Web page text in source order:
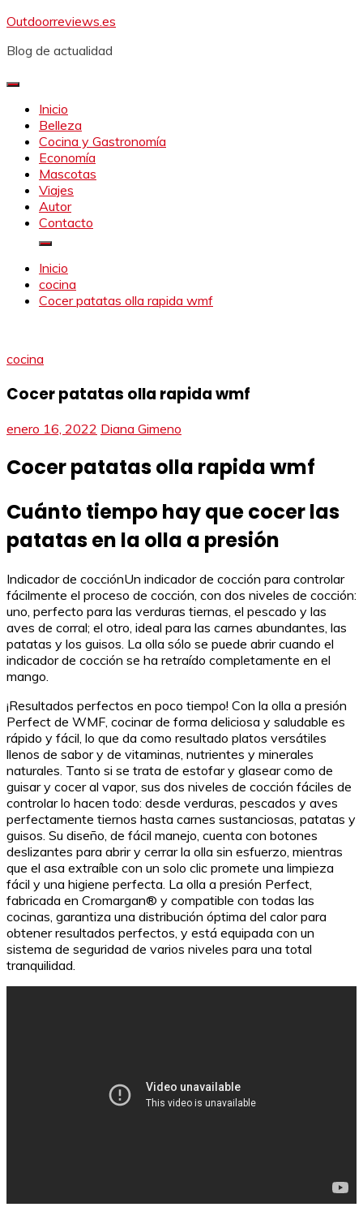
Saltar
contenido
Outdoorreviews.es
Blog de actualidad
Inicio
Belleza
Cocina y Gastronomía
Economía
Mascotas
Viajes
Autor
Contacto
Inicio
cocina
Cocer patatas olla rapida wmf
cocina
Cocer patatas olla rapida wmf
enero 16, 2022 Diana Gimeno
Cocer patatas olla rapida wmf
Cuánto tiempo hay que cocer las
patatas en la olla a presión
Indicador de cocciónUn indicador de cocción para controlar
fácilmente el proceso de cocción, con dos niveles de cocción:
uno, perfecto para las verduras tiernas, el pescado y las
aves de corral; el otro, ideal para las carnes abundantes, las
patatas y los guisos. La olla sólo se puede abrir cuando el
indicador de cocción se ha retraído completamente en el
mango.
¡Resultados perfectos en poco tiempo! Con la olla a presión
Perfect de WMF, cocinar de forma deliciosa y saludable es
rápido y fácil, lo que da como resultado platos versátiles
llenos de sabor y de vitaminas, nutrientes y minerales
naturales. Tanto si se trata de estofar y glasear como de
guisar y cocer al vapor, sus dos niveles de cocción fáciles de
controlar lo hacen todo: desde verduras, pescados y aves
perfectamente tiernos hasta carnes sustanciosas, patatas y
guisos. Su diseño, de fácil manejo, cuenta con botones
deslizantes para abrir y cerrar la olla sin esfuerzo, mientras
que el asa extraíble con un solo clic promete una limpieza
fácil y una higiene perfecta. La olla a presión Perfect,
fabricada en Cromargan® y compatible con todas las
cocinas, garantiza una distribución óptima del calor para
obtener resultados perfectos, y está equipada con un
sistema de seguridad de varios niveles para una total
tranquilidad.